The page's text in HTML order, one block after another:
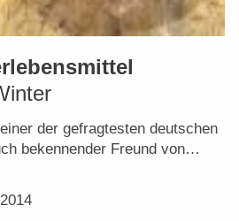
der gefragtesten deutschen
bekennender Freund von…